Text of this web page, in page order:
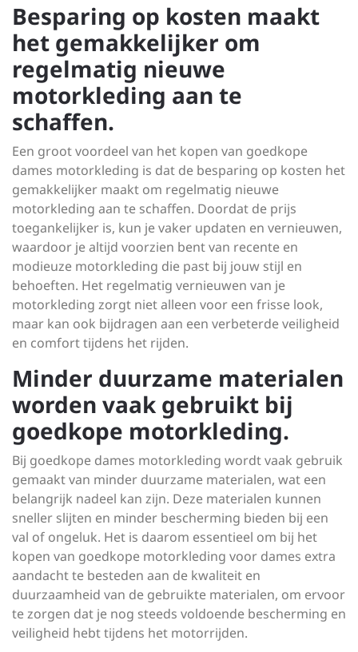
Besparing op kosten maakt
het gemakkelijker om
regelmatig nieuwe
motorkleding aan te
schaffen.
Een groot voordeel van het kopen van goedkope
dames motorkleding is dat de besparing op kosten het
gemakkelijker maakt om regelmatig nieuwe
motorkleding aan te schaffen. Doordat de prijs
toegankelijker is, kun je vaker updaten en vernieuwen,
waardoor je altijd voorzien bent van recente en
modieuze motorkleding die past bij jouw stijl en
behoeften. Het regelmatig vernieuwen van je
motorkleding zorgt niet alleen voor een frisse look,
maar kan ook bijdragen aan een verbeterde veiligheid
en comfort tijdens het rijden.
Minder duurzame materialen
worden vaak gebruikt bij
goedkope motorkleding.
Bij goedkope dames motorkleding wordt vaak gebruik
gemaakt van minder duurzame materialen, wat een
belangrijk nadeel kan zijn. Deze materialen kunnen
sneller slijten en minder bescherming bieden bij een
val of ongeluk. Het is daarom essentieel om bij het
kopen van goedkope motorkleding voor dames extra
aandacht te besteden aan de kwaliteit en
duurzaamheid van de gebruikte materialen, om ervoor
te zorgen dat je nog steeds voldoende bescherming en
veiligheid hebt tijdens het motorrijden.